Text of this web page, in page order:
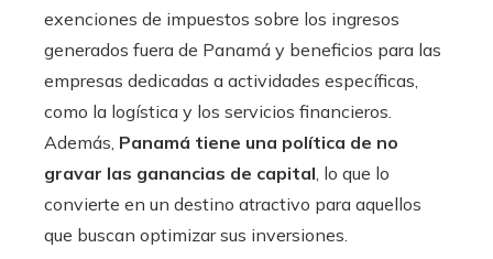
exenciones de impuestos sobre los ingresos
generados fuera de Panamá y beneficios para las
empresas dedicadas a actividades específicas,
como la logística y los servicios financieros.
Además, Panamá tiene una política de no
gravar las ganancias de capital , lo que lo
convierte en un destino atractivo para aquellos
que buscan optimizar sus inversiones.